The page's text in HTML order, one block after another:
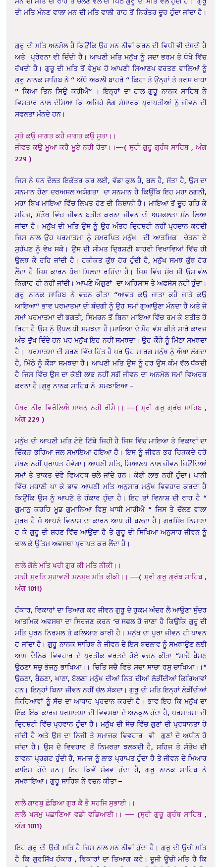
ਦੀ ਮਤਿ ਮੰਨਣ ਵਾਲਾ ਮਨ ਦੀ ਮਤਿ ਵਾਲੀ ਰਾਹ ਤੋਂ ਨਿਰੰਤਰ ਦੂਰ ਹੁੰਦਾ ਜਾਂਦਾ ਹੈ।
ਗੁਰੂ ਦੀ ਮਤਿ ਅਨਮੋਲ ਹੈ ਕਿਉਂਕਿ ਉਹ ਮਨ ਨੀਵਾਂ ਕਰਨ ਦੀ ਵਿਧੀ ਵੀ ਦੱਸਦੀ ਹੈ
ਅਤੇ ਪ੍ਰੇਰਨਾ ਵੀ ਦਿੰਦੀ ਹੈ। ਆਪਣੀ ਮਤਿ ਮਨੁੱਖ ਨੂੰ ਸਦਾ ਭਰਮ ਤੇ ਧੋਖੇ ਵਿੱਚ
ਰੱਖਦੀ ਹੈ। ਗੁਰੂ ਦੀ ਮਤਿ ਤੋਂ ਵੇਮੁਖ ਹੋ ਆਪਣੀ ਸਿਆਣਪ ਵਰਤਣ ਵਾਲਿਆਂ ਨੂੰ
ਗੁਰੂ ਨਾਨਕ ਸਾਹਿਬ ਨੇ “ ਅੰਧੇ ਅਕਲੀ ਬਾਹਰੇ “ ਕਿਹਾ ਤੇ ਉਨ੍ਹਾਂ ਤੇ ਤਰਸ ਖਾਧਾ
“ ਕਿਆ ਤਿਨ ਸਿਉ ਕਹੀਐ” । ਇਨ੍ਹਾਂ ਦਾ ਹਾਲ ਗੁਰੂ ਨਾਨਕ ਸਾਹਿਬ ਨੇ
ਵਿਸਤਾਰ ਨਾਲ ਦੱਸਿਆ ਕਿ ਅਜਿਹੇ ਲੋਗ ਸੰਸਾਰਕ ਪ੍ਰਾਪਤੀਆਂ ਨੂੰ ਜੀਵਨ ਦੀ
ਸਫਲਤਾ ਮੰਨਦੇ ਹਨ।
ਸੂਤੇ ਕਉ ਜਾਗਤ ਕਹੈ ਜਾਗਤ ਕਉ ਸੂਤਾ।।
ਜੀਵਤ ਕਉ ਮੂਆ ਕਹੈ ਮੂਏ ਨਹੀ ਰੋਤਾ।।—-( ਸ੍ਰੀ ਗੁਰੂ ਗ੍ਰੰਥ ਸਾਹਿਬ , ਅੰਗ
229 )
ਜਿਸ ਨੇ ਧਨ ਦੌਲਤ ਇਕੱਤਰ ਕਰ ਲਈ, ਵੱਡਾ ਕੁਲ ਹੈ, ਬਲ ਹੈ, ਸੱਤਾ ਹੈ, ਉਸ ਦਾ
ਸਨਮਾਨ ਹੋਣਾ ਦਰਅਸਲ ਅਯੋਗਤਾ ਦਾ ਸਨਮਾਨ ਹੈ ਕਿਉਂਕਿ ਇਹ ਮਹਾ ਠਗਨੀ,
ਮਹਾ ਬਿਖ ਮਾਇਆ ਵਿੱਚ ਲਿਪਤ ਹੋਣ ਦੀ ਨਿਸ਼ਾਨੀ ਹੈ। ਮਾਇਆ ਤੋਂ ਦੂਰ ਰਹਿ ਕੇ
ਸਹਿਜ, ਸੰਤੋਖ ਵਿੱਚ ਜੀਵਨ ਬਤੀਤ ਕਰਨਾ ਜੀਵਨ ਦੀ ਅਸਫਲਤਾ ਮੰਨ ਲਿਆ
ਜਾਂਦਾ ਹੈ। ਮਨੁੱਖ ਦੀ ਮਤਿ ਉਸ ਨੂੰ ਉਹ ਅੰਤਰ ਦ੍ਰਿਸ਼ਟੀ ਨਹੀਂ ਪ੍ਰਦਾਨ ਕਰਦੀ
ਜਿਸ ਨਾਲ ਉਹ ਪਰਮਾਤਮਾ ਨੂੰ ਸਮਰਪਿਤ ਮਨੁੱਖ ਦੀ ਆਤਮਿਕ ਚੇਤਨਾ ਦੇ
ਸੁਹੱਪਣ ਨੂੰ ਵੇਖ ਸਕੇ। ਉਸ ਦੀ ਸੀਮਤ ਦ੍ਰਿਸ਼ਟੀ ਬਾਹਰੀ ਵਿਖਾਵਿਆਂ ਵਿੱਚ ਹੀ
ਉਲਝ ਕੇ ਰਹਿ ਜਾਂਦੀ ਹੈ। ਹਕੀਕਤ ਕੁੱਝ ਹੋਰ ਹੁੰਦੀ ਹੈ, ਮਨੁੱਖ ਸਮਝ ਕੁੱਝ ਹੋਰ
ਲੈਂਦਾ ਹੈ ਜਿਸ ਕਾਰਨ ਧੋਖਾ ਮਿਲਦਾ ਰਹਿੰਦਾ ਹੈ। ਜਿਸ ਵਿੱਚ ਸੁੱਖ ਸੀ ਉਸ ਵੱਲ
ਨਿਗਾਹ ਹੀ ਨਹੀਂ ਜਾਂਦੀ। ਆਪਣੇ ਔਗੁਣਾਂ ਦਾ ਅਹਿਸਾਸ ਤੇ ਅਫਸੋਸ ਨਹੀਂ ਹੁੰਦਾ।
ਗੁਰੂ ਨਾਨਕ ਸਾਹਿਬ ਨੇ ਵਚਨ ਕੀਤਾ “ਆਵਤ ਕਉ ਜਾਤਾ ਕਹੈ ਜਾਤੇ ਕਉ
ਆਇਆ“ ਭਾਵ ਪਰਮਾਤਮਾ ਦੀ ਬੰਦਗੀ ਨੂੰ ਉਹ ਸਮਾਂ ਗੁਆਉਣਾ ਮੰਨਦਾ ਹੈ ਅਤੇ ਜੋ
ਸਮਾਂ ਪਰਮਾਤਮਾ ਦੀ ਭਗਤੀ, ਸਿਮਰਨ ਤੋਂ ਬਿਨਾ ਮਾਇਆ ਵਿੱਚ ਰਮ ਕੇ ਬਤੀਤ ਹੋ
ਰਿਹਾ ਹੈ ਉਸ ਨੂੰ ਉਪਲ ਧੀ ਸਮਝਦਾ ਹੈ।ਮਾਇਆ ਦੇ ਮੋਹ ਵੱਸ ਕੀਤੇ ਸਾਰੇ ਕਾਰਜ
ਅੰਤ ਦੁੱਖ ਦਿੰਦੇ ਹਨ ਪਰ ਮਨੁੱਖ ਇਹ ਨਹੀਂ ਸਮਝਦਾ। ਉਹ ਕੌੜੇ ਨੂੰ ਮਿੱਠਾ ਸਮਝਦਾ
ਹੈ। ਪਰਮਾਤਮਾ ਦੀ ਸ਼ਰਣ ਵਿੱਚ ਹਿੱਤ ਹੈ ਪਰ ਉਹ ਮਾਰਗ ਮਨੁੱਖ ਨੂੰ ਔਖਾ ਲੱਗਦਾ
ਹੈ, ਮਿੱਠੇ ਨੂੰ ਕੌੜਾ ਸਮਝਦਾ ਹੈ। ਆਪਣੀ ਮਤਿ ਉਸ ਨੂੰ ਹਰ ਉਸ ਕੰਮ ਵੱਲ ਧੱਕਦੀ
ਹੈ ਜਿਸ ਵਿੱਚ ਉਸ ਦਾ ਕੋਈ ਲਾਭ ਨਹੀਂ ਸਗੋਂ ਜੀਵਨ ਦਾ ਅਨਮੋਲ ਸਮਾਂ ਵਿਅਰਥ
ਕਰਨਾ ਹੈ।ਗੁਰੂ ਨਾਨਕ ਸਾਹਿਬ ਨੇ ਸਮਝਾਇਆ –
ਪੋਖਰੁ ਨੀਰੁ ਵਿਰੋਲਿਐ ਮਾਖਨੁ ਨਹੀ ਰੀਸੈ।। —–( ਸ੍ਰੀ ਗੁਰੂ ਗ੍ਰੰਥ ਸਾਹਿਬ ,
ਅੰਗ 229 )
ਮਨੁੱਖ ਦੀ ਆਪਣੀ ਮਤਿ ਟੋਏ ਟਿੱਬੇ ਜਿਹੀ ਹੈ ਜਿਸ ਵਿੱਚ ਮਾਇਆ ਤੇ ਵਿਕਾਰਾਂ ਦਾ
ਚਿੱਕੜ ਭਰਿਆ ਜਲ ਸਮਾਇਆ ਹੋਇਆ ਹੈ। ਇਸ ਨੂੰ ਜੀਵਨ ਭਰ ਰਿੜਕਦੇ ਰਹੋ
ਮੱਖਣ ਨਹੀਂ ਪ੍ਰਾਪਤ ਹੋਵੇਗਾ। ਆਪਣੀ ਮਤਿ, ਸਿਆਣਪ ਨਾਲ ਜੀਵਨ ਜਿਉਂਦਿਆਂ
ਸਮਾਂ ਤੇ ਤਾਕਤ ਦੋਵੇ ਵਿਅਰਥ ਚਲੇ ਜਾਂਦੇ ਹਨ। ਕੋਈ ਲਾਭ ਨਹੀਂ ਹੁੰਦਾ। ਪਾਨੀ
ਵਿੱਚ ਮਧਾਣੀ ਪਾ ਕੇ ਭਾਵ ਆਪਣੀ ਮਤਿ ਅਨੁਸਾਰ ਮਨੁੱਖ ਵਿਵਹਾਰ ਕਰਦਾ ਹੈ
ਕਿਉਂਕਿ ਉਸ ਨੂੰ ਆਪਣੇ ਤੇ ਹੰਕਾਰ ਹੁੰਦਾ ਹੈ। ਇਹ ਤਾਂ ਵਿਨਾਸ਼ ਦੀ ਰਾਹ ਹੈ “
ਗੁਮਾਨੁ ਕਰਹਿ ਮੂਡ ਗੁਮਾਨਿਆ ਵਿਸੁ ਖਾਧੀ ਮਾਰੀਐ “ ਜਿਸ ਤੇ ਚੱਲਣ ਵਾਲਾ
ਮੂਰਖ ਹੈ ਜੋ ਆਪਣੇ ਵਿਨਾਸ਼ ਦਾ ਕਾਰਨ ਆਪ ਹੀ ਬਣਦਾ ਹੈ। ਗੁਰਸਿੱਖ ਨਿਮਾਣਾ
ਹੋ ਕੇ ਗੁਰੂ ਦੀ ਸ਼ਰਣ ਵਿੱਚ ਆਉਂਦਾ ਹੈ ਤੇ ਗੁਰੂ ਦੀ ਸਿਖਿਆ ਅਨੁਸਾਰ ਜੀਵਨ ਨੂੰ
ਢਾਲ ਕੇ ਉੱਤਮ ਅਵਸਥਾ ਪ੍ਰਾਪਤ ਕਰ ਲੈਂਦਾ ਹੈ।
ਲਾਲੇ ਗੋਲੇ ਮਤਿ ਖਰੀ ਗੁਰ ਕੀ ਮਤਿ ਨੀਕੀ।।
ਸਾਚੀ ਸੁਰਤਿ ਸੁਹਾਵਣੀ ਮਨਮੁਖ ਮਤਿ ਫੀਕੀ।। —–( ਸ੍ਰੀ ਗੁਰੂ ਗ੍ਰੰਥ ਸਾਹਿਬ ,
ਅੰਗ 1011)
ਹੰਕਾਰ, ਵਿਕਾਰਾਂ ਦਾ ਤਿਆਗ ਕਰ ਜੀਵਨ ਗੁਰੂ ਦੇ ਹੁਕਮ ਅੰਦਰ ਲੈ ਆਉਣਾ ਸੁੰਦਰ
ਆਤਮਿਕ ਅਵਸਥਾ ਦਾ ਸਿਰਜਣ ਕਰਨ ‘ਚ ਸਫਲ ਹੋ ਜਾਣਾ ਹੈ ਕਿਉਂਕਿ ਗੁਰੂ ਦੀ
ਮਤਿ ਪੂਰਨ ਨਿਰਮਲ ਤੇ ਕਲਿਆਣ ਕਾਰੀ ਹੈ। ਮਨੁੱਖ ਦਾ ਪੂਰਾ ਜੀਵਨ ਹੀ ਪਾਵਨ
ਹੋ ਜਾਂਦਾ ਹੈ। ਗੁਰੂ ਨਾਨਕ ਸਾਹਿਬ ਨੇ ਜੀਵਨ ਦੇ ਇਸ ਬਦਲਾਵ ਨੂੰ ਸਮਝਾਉਣ ਲਈ
ਆਮ ਦੈਨਿਕ ਵਿਵਹਾਰ ਦੇ ਪ੍ਰਤੀਕ ਵਰਤਦੇ ਹੋਏ ਵਚਨ ਕੀਤਾ “ਸਾਚੈ ਬੈਸਣੁ
ਉਠਣਾ ਸਚੁ ਭੋਜਨੁ ਭਾਖਿਆ।। ਚਿਤਿ ਸਚੈ ਵਿਤੋ ਸਚਾ ਸਾਚਾ ਰਸੁ ਚਾਖਿਆ।।“
ਉਠਣਾ, ਬੈਠਣਾ, ਖਾਣਾ, ਬੋਲਣਾ ਮਨੁੱਖ ਦੀਆਂ ਨਿਤ ਦੀਆਂ ਲੋੜੀਂਦੀਆਂ ਕਿਰਿਆਵਾਂ
ਹਨ। ਇਨ੍ਹਾਂ ਬਿਨਾ ਜੀਵਨ ਨਹੀਂ ਚੱਲ ਸੱਕਦਾ। ਗੁਰੂ ਦੀ ਮਤਿ ਇਨ੍ਹਾਂ ਲੋੜੀਂਦੀਆਂ
ਕਿਰਿਆਵਾਂ ਨੂੰ ਸੱਚ ਦਾ ਆਧਾਰ ਪ੍ਰਦਾਨ ਕਰਦੀ ਹੈ। ਭਾਵ ਇਹ ਕਿ ਮਨੁੱਖ ਦਾ
ਇੱਕ ਇੱਕ ਕਾਰਜ ਪਰਮਾਤਮਾ ਦੀ ਵਿਵਸਥਾ ਦੇ ਅਨੁਕੂਲ ਹੁੰਦਾ ਹੈ, ਪਰਮਾਤਮਾ ਦੀ
ਦ੍ਰਿਸ਼ਟੀ ਵਿੱਚ ਪ੍ਰਵਾਨ ਹੁੰਦਾ ਹੈ। ਮਨੁੱਖ ਦੀ ਸੋਚ ਵਿੱਚ ਗੁਣਾਂ ਦੀ ਪ੍ਰਧਾਨਤਾ ਹੋ
ਜਾਂਦੀ ਹੈ ਅਤੇ ਉਸ ਦਾ ਨਿਜੀ ਤੇ ਸਮਾਜਕ ਵਿਵਹਾਰ ਵੀ ਗੁਣਾਂ ਦੇ ਅਧੀਨ ਹੋ
ਜਾਂਦਾ ਹੈ। ਉਸ ਦੇ ਵਿਵਹਾਰ ਤੋਂ ਨਿਮਰਤਾ ਝਲਕਦੀ ਹੈ, ਸਹਿਜ ਤੇ ਸੰਤੋਖ ਦੀ
ਭਾਵਨਾ ਪ੍ਰਗਟ ਹੁੰਦੀ ਹੈ, ਸਮਾਜ ਨੂੰ ਲਾਭ ਪ੍ਰਾਪਤ ਹੁੰਦਾ ਹੈ ਤੇ ਜੀਵਨ ਦੇ ਮਿਆਰ
ਕਾਇਮ ਹੁੰਦੇ ਹਨ। ਇਹ ਕਿਵੇਂ ਸੰਭਵ ਹੁੰਦਾ ਹੈ, ਗੁਰੂ ਨਾਨਕ ਸਾਹਿਬ ਨੇ
ਸਮਝਾਇਆ। ਗੁਰੂ ਸਾਹਿਬ ਨੇ ਵਚਨ ਕੀਤਾ –
ਲਾਲੈ ਗਾਰਬੁ ਛੋਡਿਆ ਗੁਰ ਕੈ ਭੈ ਸਹਜਿ ਸੁਭਾਈ।।
ਲਾਲੈ ਖਸਮੁ ਪਛਾਣਿਆ ਵਡੀ ਵਡਿਆਈ।। —– (ਸ੍ਰੀ ਗੁਰੂ ਗ੍ਰੰਥ ਸਾਹਿਬ ,
ਅੰਗ 1011)
ਇਹ ਗੁਰੂ ਦੀ ਉਚੀ ਮਤਿ ਹੈ ਜਿਸ ਨਾਲ ਮਨ ਨੀਵਾਂ ਹੁੰਦਾ ਹੈ। ਗੁਰੂ ਦੀ ਊਚੀ ਮਤਿ
ਹੈ ਕਿ ਗੁਰਸਿੱਖ ਹੰਕਾਰ , ਵਿਕਾਰਾਂ ਦਾ ਤਿਆਗ ਕਰੇ। ਦੂਜੀ ਊਚੀ ਮਤਿ ਹੈ ਕਿ